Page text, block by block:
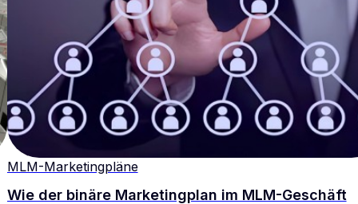
MLM-Marketingpläne
Wie der binäre Marketingplan im MLM-Geschäft